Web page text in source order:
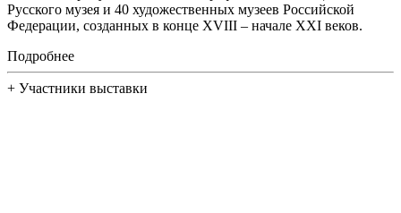
Русского музея и 40 художественных музеев Российской
Федерации, созданных в конце XVIII – начале XXI веков.
Подробнее
+ Участники выставки